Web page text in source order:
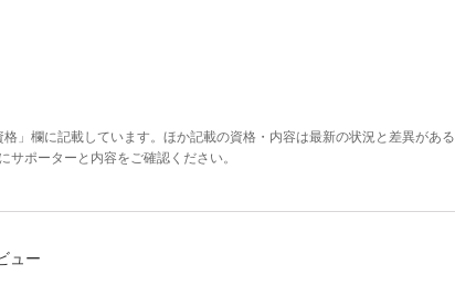
」欄に記載しています。ほか記載の資格・内容は最新の状況と差異がある
ポーターと内容をご確認ください。
ュー